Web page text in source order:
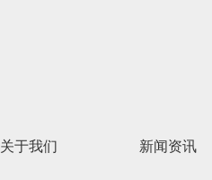
关于我们 新闻资讯